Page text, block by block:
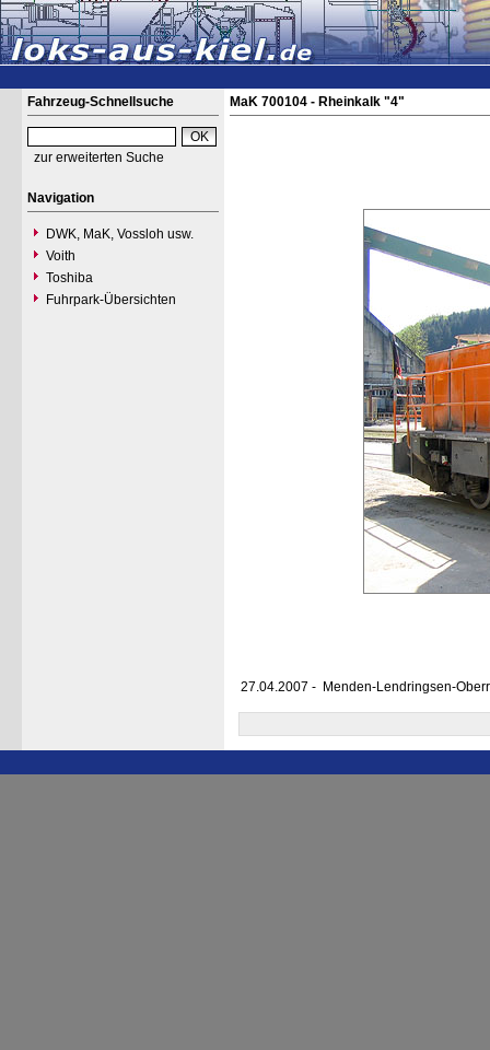
Fahrzeug-Schnellsuche
zur erweiterten Suche
Navigation
DWK, MaK, Vossloh usw.
Voith
Toshiba
Fuhrpark-Übersichten
MaK 700104 - Rheinkalk "4"
27.04.2007 - Menden-Lendringsen-